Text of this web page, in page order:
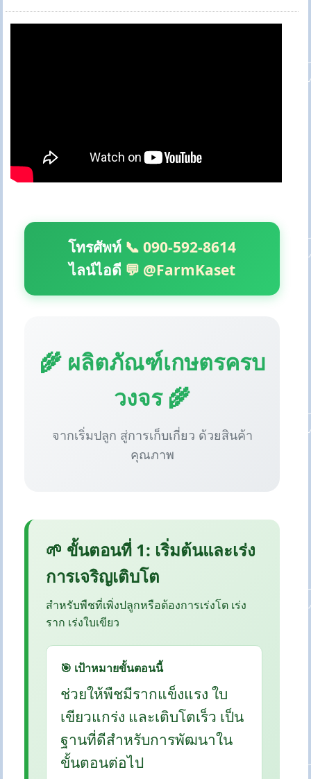
โทรศัพท์ 📞 090-592-8614
ไลน์ไอดี 💬 @FarmKaset
🌾 ผลิตภัณฑ์เกษตรครบ
วงจร 🌾
จากเริ่มปลูก สู่การเก็บเกี่ยว ด้วยสินค้า
คุณภาพ
🌱 ขั้นตอนที่ 1: เริ่มต้นและเร่ง
การเจริญเติบโต
สำหรับพืชที่เพิ่งปลูกหรือต้องการเร่งโต เร่ง
ราก เร่งใบเขียว
🎯 เป้าหมายขั้นตอนนี้
ช่วยให้พืชมีรากแข็งแรง ใบ
เขียวแกร่ง และเติบโตเร็ว เป็น
ฐานที่ดีสำหรับการพัฒนาใน
ขั้นตอนต่อไป